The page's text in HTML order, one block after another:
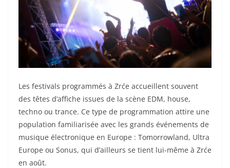
Les festivals programmés à Zrće accueillent souvent
des têtes d’affiche issues de la scène EDM, house,
techno ou trance. Ce type de programmation attire une
population familiarisée avec les grands événements de
musique électronique en Europe : Tomorrowland, Ultra
Europe ou Sonus, qui d’ailleurs se tient lui-même à Zrće
en août.